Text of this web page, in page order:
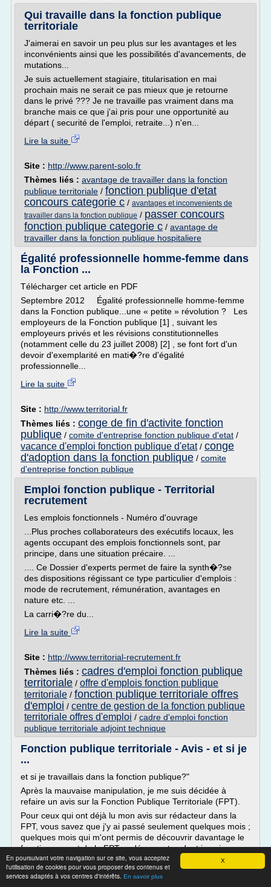
X
En poursuivant votre navigation sur ce site, vous acceptez
l'utilisation de cookies pour vous proposer des contenus et
services adaptés à vos centres d'intérêts. En savoir plus
Qui travaille dans la fonction publique
territoriale
J'aimerai en savoir un peu plus sur les avantages et les
inconvénients ainsi que les possibilités d'avancements, de
mutations...
Je suis actuellement stagiaire, titularisation en mai
prochain mais ne serait ce pas mieux que je retourne
dans le privé ??? Je ne travaille pas vraiment dans ma
branche mais ce que j'ai pris pour une opportunité au
départ ( securité de l'emploi, retraite...) n'en...
Lire la suite
Site : http://www.parent-solo.fr
Thèmes liés : avantage de travailler dans la fonction
publique territoriale / fonction publique d'etat
concours categorie c / avantages et inconvenients de
travailler dans la fonction publique / passer concours
fonction publique categorie c / avantage de
travailler dans la fonction publique hospitaliere
Égalité professionnelle homme-femme dans
la Fonction ...
Télécharger cet article en PDF
Septembre 2012 Égalité professionnelle homme-femme
dans la Fonction publique...une « petite » révolution ? Les
employeurs de la Fonction publique [1] , suivant les
employeurs privés et les révisions constitutionnelles
(notamment celle du 23 juillet 2008) [2] , se font fort d'un
devoir d'exemplarité en mati�?re d'égalité
professionnelle...
Lire la suite
Site : http://www.territorial.fr
Thèmes liés : conge de fin d'activite fonction
publique / comite d'entreprise fonction publique d'etat /
vacance d'emploi fonction publique d'etat/ conge
d'adoption dans la fonction publique / comite
d'entreprise fonction publique
Emploi fonction publique - Territorial
recrutement
Les emplois fonctionnels - Numéro d'ouvrage
...Plus proches collaborateurs des exécutifs locaux, les
agents occupant des emplois fonctionnels sont, par
principe, dans une situation précaire. ...
.... Ce Dossier d'experts permet de faire la synth�?se
des dispositions régissant ce type particulier d'emplois :
mode de recrutement, rémunération, avantages en
nature etc. ...
La carri�?re du...
Lire la suite
Site : http://www.territorial-recrutement.fr
Thèmes liés : cadres d'emploi fonction publique
territoriale / offre d'emplois fonction publique
territoriale / fonction publique territoriale offres
d'emploi / centre de gestion de la fonction publique
territoriale offres d'emploi / cadre d'emploi fonction
publique territoriale adjoint technique
Fonction publique territoriale - Avis - et si je
...
et si je travaillais dans la fonction publique?"
Après la mauvaise manipulation, je me suis décidée à
refaire un avis sur la Fonction Publique Territoriale (FPT).
Pour ceux qui ont déjà lu mon avis sur rédacteur dans la
FPT, vous savez que j'y ai passé seulement quelques mois ;
quelques mois qui m'ont permis de découvrir davantage le
fonctionnement de la FPT ... découvertes dont je vais...
Lire la suite